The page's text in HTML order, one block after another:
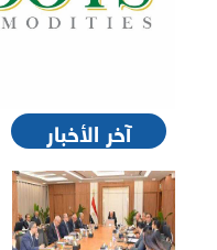
آخر الأخبار